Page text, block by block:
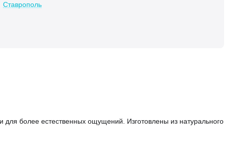
Ставрополь
более естественных ощущений. Изготовлены из натурального